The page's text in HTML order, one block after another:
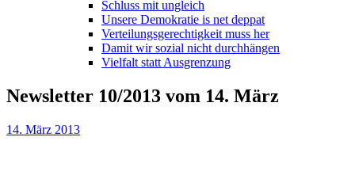
Schluss mit ungleich
Unsere Demokratie is net deppat
Verteilungsgerechtigkeit muss her
Damit wir sozial nicht durchhängen
Vielfalt statt Ausgrenzung
Newsletter 10/2013 vom 14. März
14. März 2013